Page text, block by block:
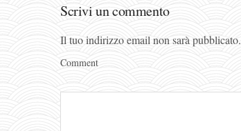
Scrivi un commento
Il tuo indirizzo email non sarà pubblicato.
Comment